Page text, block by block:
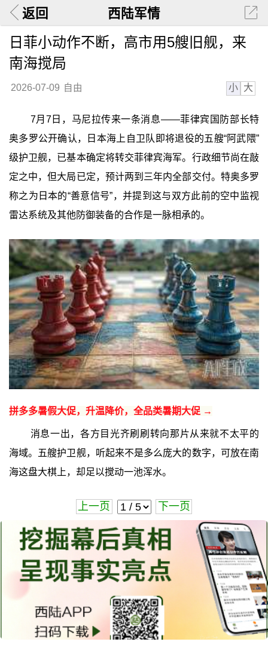
返回 西陆军情
日菲小动作不断，高市用5艘旧舰，来
南海搅局
2026-07-09 自由 小 大
7月7日，马尼拉传来一条消息——菲律宾国防部长特
奥多罗公开确认，日本海上自卫队即将退役的五艘“阿武隈”
级护卫舰，已基本确定将转交菲律宾海军。行政细节尚在敲
定之中，但大局已定，预计两到三年内全部交付。特奥多罗
称之为日本的“善意信号”，并提到这与双方此前的空中监视
雷达系统及其他防御装备的合作是一脉相承的。
拼多多暑假大促，升温降价，全品类暑期大促 →
消息一出，各方目光齐刷刷转向那片从来就不太平的
海域。五艘护卫舰，听起来不是多么庞大的数字，可放在南
海这盘大棋上，却足以搅动一池浑水。
上一页 下一页